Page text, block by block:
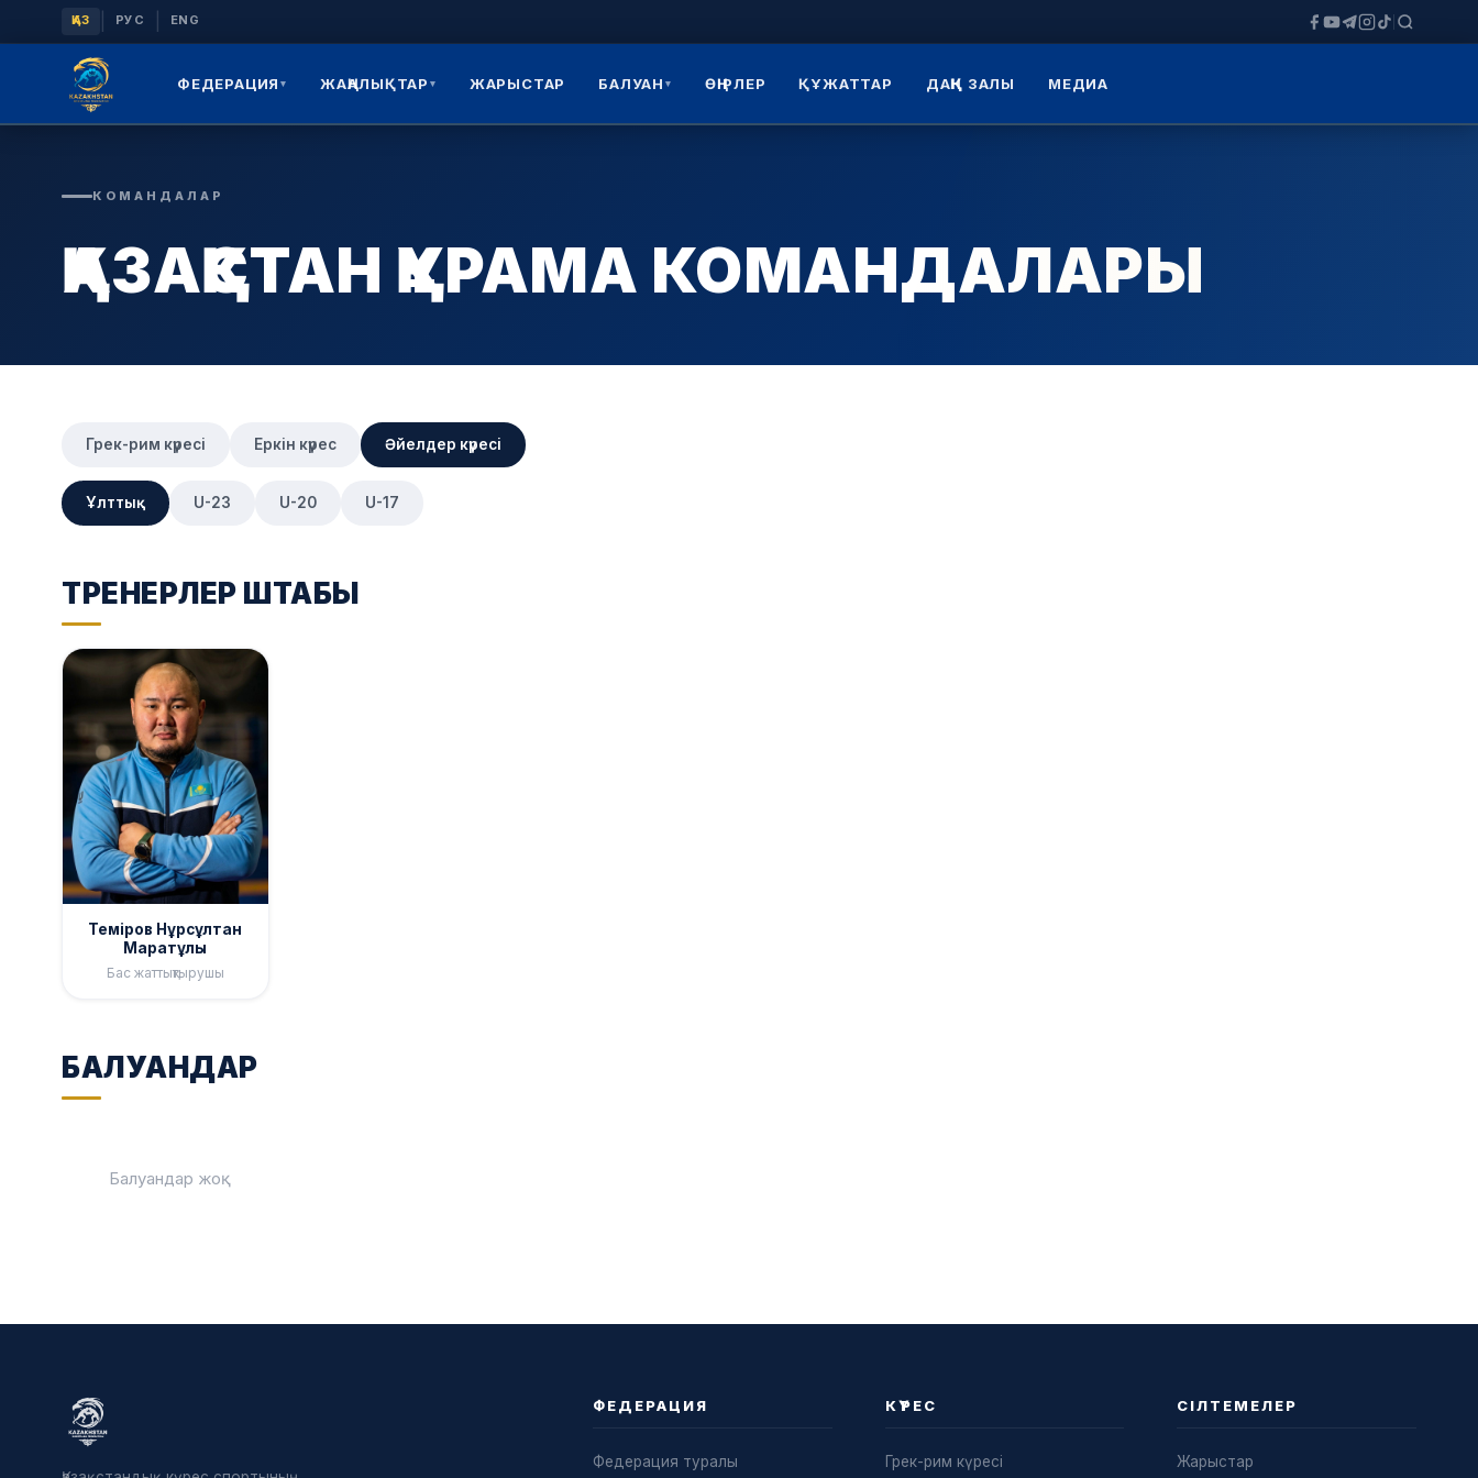
ҚАЗ РУС ENG
ФЕДЕРАЦИЯ ▾ ЖАҢАЛЫҚТАР ▾ ЖАРЫСТАР БАЛУАН ▾ ӨҢІРЛЕР ҚҰЖАТТАР ДАҢҚ ЗАЛЫ МЕДИА
КОМАНДАЛАР
ҚАЗАҚСТАН ҚҰРАМА КОМАНДАЛАРЫ
Грек-рим күресі Еркін күрес Әйелдер күресі
Ұлттық U-23 U-20 U-17
ТРЕНЕРЛЕР ШТАБЫ
Теміров Нұрсұлтан
Маратұлы
Бас жаттықтырушы
БАЛУАНДАР
Балуандар жоқ
ФЕДЕРАЦИЯ
Федерация туралы
КҮРЕС
Грек-рим күресі
СІЛТЕМЕЛЕР
Жарыстар